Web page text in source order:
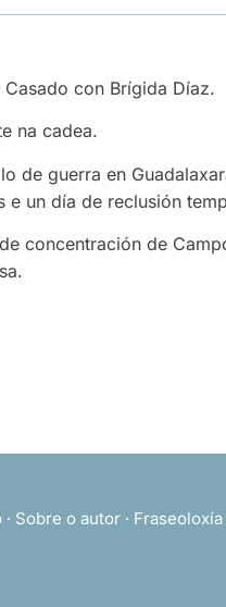
con Brígida Díaz.
na cadea.
de guerra en
e un día de reclusión
concentración de
· Sobre o autor ·